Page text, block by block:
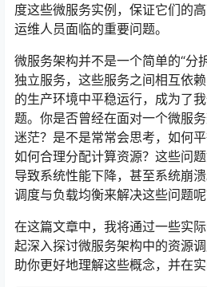
度这些微服务实例，保证它们的
运维人员面临的重要问题。
微服务架构并不是一个简单的“分
独立服务，这些服务之间相互依
的生产环境中平稳运行，成为了
题。你是否曾经在面对一个微服
迷茫？是不是常常会思考，如何平
如何合理分配计算资源？这些问
导致系统性能下降，甚至系统崩
调度与负载均衡来解决这些问题呢
在这篇文章中，我将通过一些实
起深入探讨微服务架构中的资源
助你更好地理解这些概念，并在实